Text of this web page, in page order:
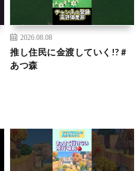
2026.08.08
推し住民に金渡していく!? #
あつ森